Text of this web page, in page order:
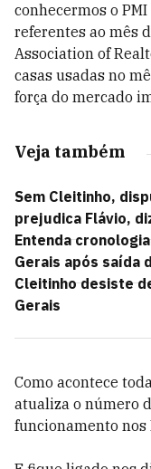
conhecermos o
referentes ao mês
Association of
casas usadas no
força do mercado
Veja também
Sem Cleitinho,
prejudica Flávio,
Entenda
Gerais após saída
Cleitinho desiste
Gerais
Como acontece
atualiza o número
funcionamento nos